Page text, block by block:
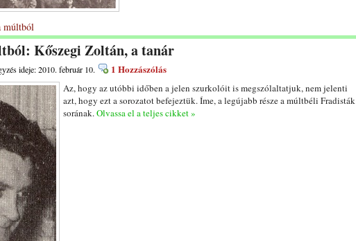
múltból
Kőszegi Zoltán, a tanár
ideje: 2010. február 10. 1 Hozzászólás
Az, hogy az utóbbi időben a jelen szurkolóit is megszólaltatjuk, nem jelenti
azt, hogy ezt a sorozatot befejeztük. Íme, a legújabb része a múltbéli Fradisták
sorának.Olvassa el a teljes cikket »